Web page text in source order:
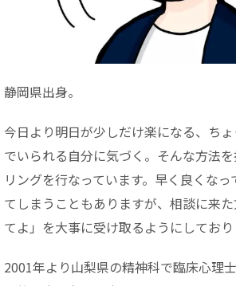
静岡県出身。
今日より明日が少しだけ楽になる、ち
でいられる自分に気づく。そんな方法
リングを行なっています。早く良くな
てしまうこともありますが、相談に来
てよ」を大事に受け取るようにしており
2001年より山梨県の精神科で臨床心理